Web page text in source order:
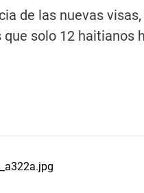
de las nuevas
solo 12 haitianos